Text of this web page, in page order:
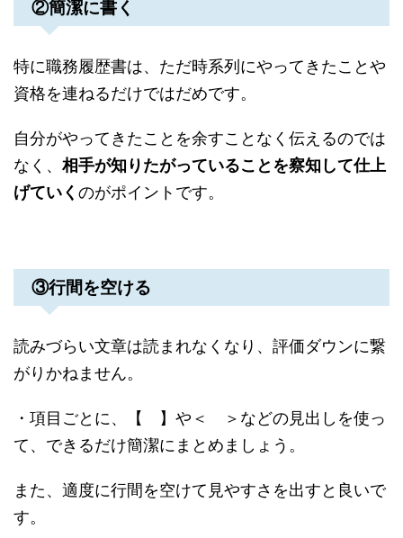
②簡潔に書く
特に職務履歴書は、ただ時系列にやってきたことや
資格を連ねるだけではだめです。
自分がやってきたことを余すことなく伝えるのでは
なく、 相手が知りたがっていることを察知して仕上
げていく のがポイントです。
③行間を空ける
読みづらい文章は読まれなくなり、評価ダウンに繋
がりかねません。
・項目ごとに、【 】や＜ ＞などの見出しを使っ
て、できるだけ簡潔にまとめましょう。
また、適度に行間を空けて見やすさを出すと良いで
す。